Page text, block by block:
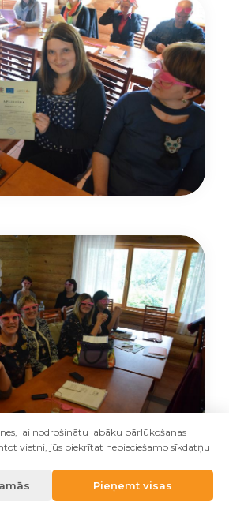
lai nodrošinātu labāku pārlūkošanas
vietni, jūs piekrītat nepieciešamo sīkdatņu
Pieņemt visas